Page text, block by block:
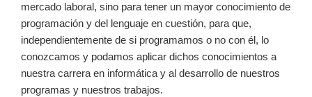
mercado laboral, sino para tener un mayor conocimiento de
programación y del lenguaje en cuestión, para que,
independientemente de si programamos o no con él, lo
conozcamos y podamos aplicar dichos conocimientos a
nuestra carrera en informática y al desarrollo de nuestros
programas y nuestros trabajos.